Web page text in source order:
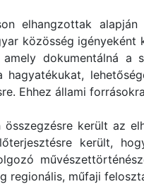
elhangzottak
közösség igényeként
amely dokumentálná a
hagyatékukat,
Ehhez állami
összegzésre került az
került,
regionális, műfaji